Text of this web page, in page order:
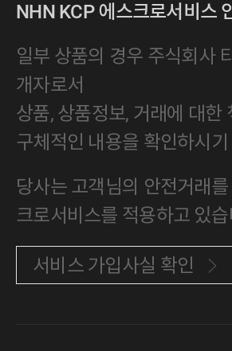
NHN KCP 에스크로서비스
일부 상품의 경우 주식회사
개자로서
상품, 상품정보, 거래에 대
구체적인 내용을 확인하시
당사는 고객님의 안전거래
크로서비스를 적용하고 있습
서비스 가입사실 확인